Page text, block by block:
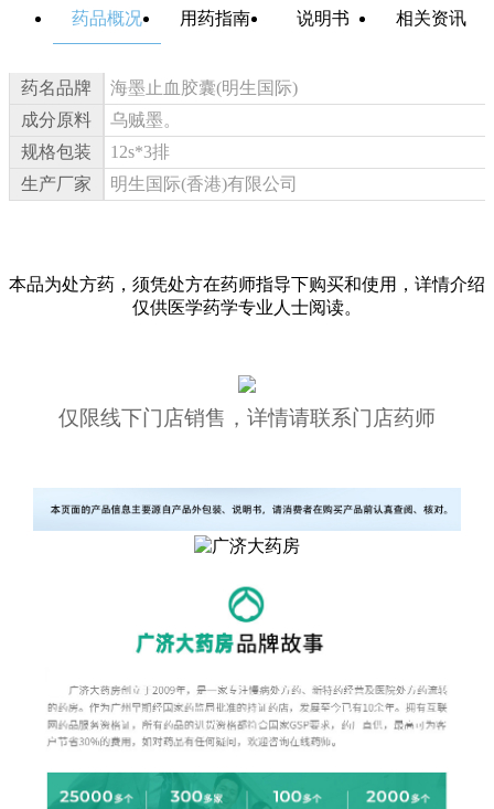
药品概况 用药指南 说明书 相关资讯
药名品牌
海墨止血胶囊(明生国际)
成分原料
乌贼墨。
规格包装
12s*3排
生产厂家
明生国际(香港)有限公司
本品为处方药，须凭处方在药师指导下购买和使用，详情介绍
仅供医学药学专业人士阅读。
仅限线下门店销售，详情请联系门店药师